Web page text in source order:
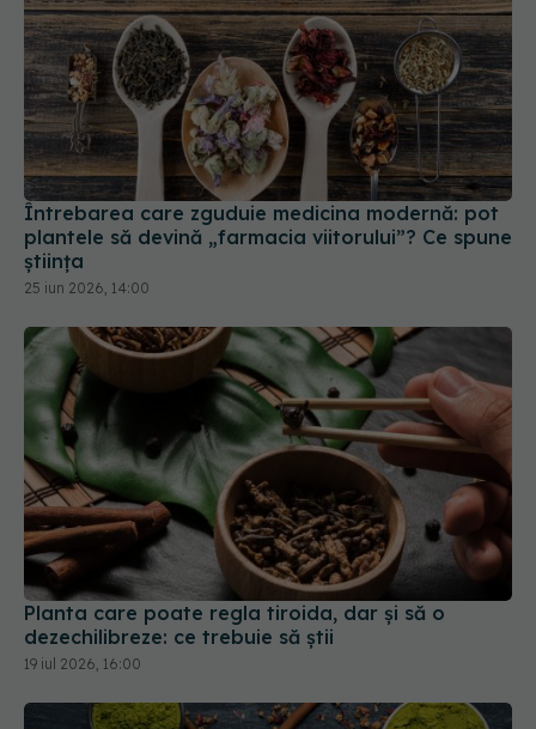
Întrebarea care zguduie medicina modernă: pot
plantele să devină „farmacia viitorului”? Ce spune
știința
25 iun 2026, 14:00
Planta care poate regla tiroida, dar și să o
dezechilibreze: ce trebuie să știi
19 iul 2026, 16:00